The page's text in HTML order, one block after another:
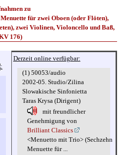
zu
für zwei Oboen (oder Flöten),
zwei Violinen, Violoncello und Baß,
176)
:
Derzeit online verfügbar:
(1) 50053/audio
2002-05. Studio/Zilina
Slowakische Sinfonietta
Taras Krysa (Dirigent)
mit freundlicher
Genehmigung von
Brilliant Classics
<Menuetto mit Trio> (Sechzehn
Menuette für ...